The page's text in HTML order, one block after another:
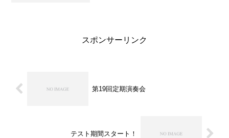
スポンサーリンク
第19回定期演奏会
テスト期間スタート！